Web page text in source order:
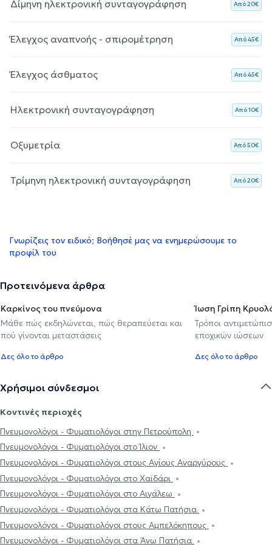
Δίμηνη ηλεκτρονική συνταγογράφηση Aπό 20€
Έλεγχος αναπνοής - σπιρομέτρηση Aπό 45€
Έλεγχος άσθματος Aπό 45€
Ηλεκτρονική συνταγογράφηση Aπό 10€
Οξυμετρία Aπό 50€
Τρίμηνη ηλεκτρονική συνταγογράφηση Aπό 20€
Γνωρίζεις τον ειδικό; Βοήθησέ μας να ενημερώσουμε το
προφίλ του
Προτεινόμενα άρθρα
Καρκίνος του πνεύμονα
Μάθε πώς εκδηλώνεται, πώς θεραπεύεται και
πού γίνονται μεταστάσεις
Δες όλο το άρθρο
Ίωση Γρίπη
Τρόποι
εποχικών ιώσεων
Δες όλο το άρθρο
Χρήσιμοι σύνδεσμοι
Κοντινές περιοχές
Πνευμονολόγοι - Φυματιολόγοι στην Πετρούπολη
Πνευμονολόγοι - Φυματιολόγοι στο Ίλιον
Πνευμονολόγοι - Φυματιολόγοι στους Αγίους Αναργύρους
Πνευμονολόγοι - Φυματιολόγοι στο Χαϊδάρι
Πνευμονολόγοι - Φυματιολόγοι στο Αιγάλεω
Πνευμονολόγοι - Φυματιολόγοι στα Κάτω Πατήσια
Πνευμονολόγοι - Φυματιολόγοι στους Αμπελόκηπους
Πνευμονολόγοι - Φυματιολόγοι στα Άνω Πατήσια